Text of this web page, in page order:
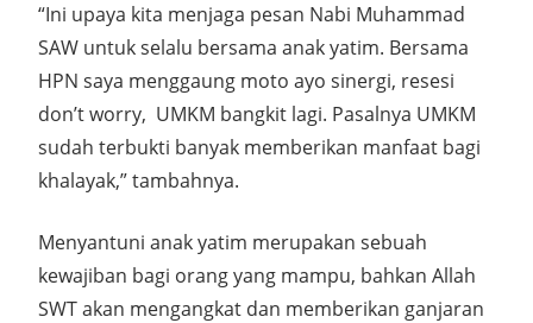
“Ini upaya kita menjaga pesan Nabi Muhammad
SAW untuk selalu bersama anak yatim. Bersama
HPN saya menggaung moto ayo sinergi, resesi
don’t worry, UMKM bangkit lagi. Pasalnya UMKM
sudah terbukti banyak memberikan manfaat bagi
khalayak,” tambahnya.
Menyantuni anak yatim merupakan sebuah
kewajiban bagi orang yang mampu, bahkan Allah
SWT akan mengangkat dan memberikan ganjaran